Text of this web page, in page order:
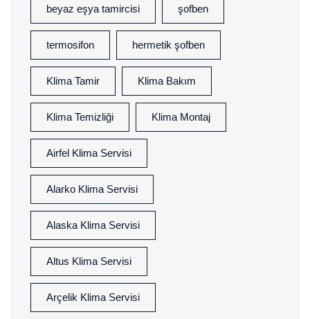
beyaz eşya tamircisi şofben
termosifon hermetik şofben
Klima Tamir Klima Bakım
Klima Temizliği Klima Montaj
Airfel Klima Servisi
Alarko Klima Servisi
Alaska Klima Servisi
Altus Klima Servisi
Arçelik Klima Servisi